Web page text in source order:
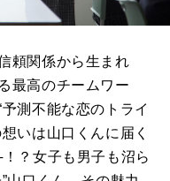
頼関係から生まれ
最高のチームワー
測不能な恋のトライ
いは山口くんに届く
？女子も男子も沼ら